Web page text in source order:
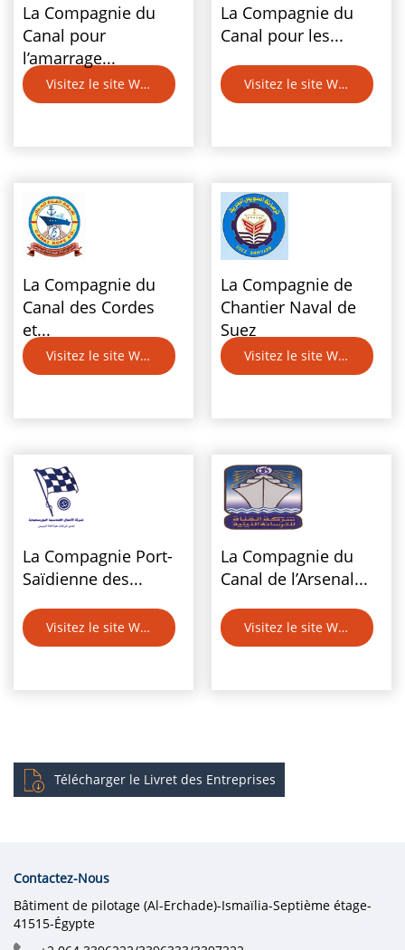
La Compagnie du
Canal pour
l’amarrage...
Visitez le site Web
La Compagnie du
Canal pour les...
Visitez le site Web
La Compagnie du
Canal des Cordes
et...
Visitez le site Web
La Compagnie de
Chantier Naval de
Suez
Visitez le site Web
La Compagnie Port-
Saïdienne des...
Visitez le site Web
La Compagnie du
Canal de l’Arsenal...
Visitez le site Web
Télécharger le Livret des Entreprises
Contactez-Nous
Bâtiment de pilotage (Al-Erchade)-Ismaïlia-Septième étage-
41515-Égypte